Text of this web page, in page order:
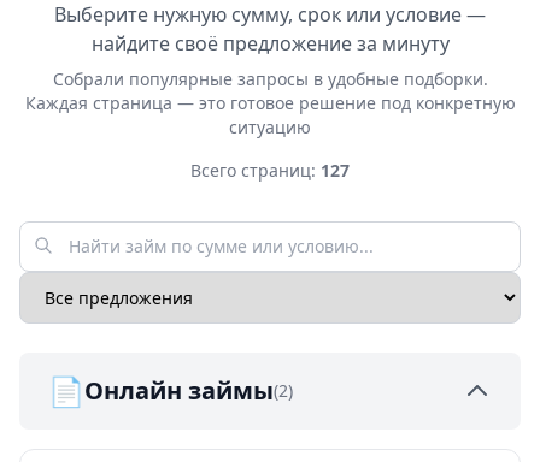
Выберите нужную сумму, срок или условие —
найдите своё предложение за минуту
Собрали популярные запросы в удобные подборки.
Каждая страница — это готовое решение под конкретную
ситуацию
Всего страниц: 127
📄Онлайн займы(2)